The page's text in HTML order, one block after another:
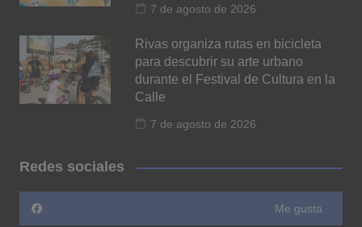
7 de agosto de 2026
Rivas organiza rutas en bicicleta
para descubrir su arte urbano
durante el Festival de Cultura en la
Calle
7 de agosto de 2026
Redes sociales
Me gusta